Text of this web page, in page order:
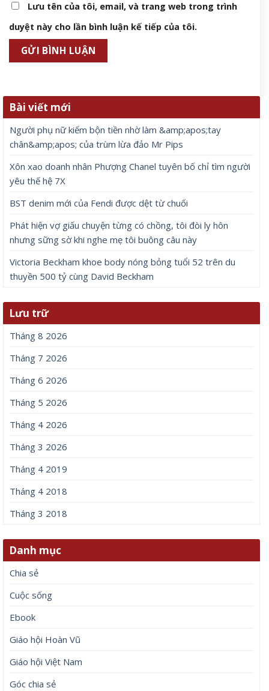
Lưu tên của tôi, email, và trang web trong trình
duyệt này cho lần bình luận kế tiếp của tôi.
Bài viết mới
Người phụ nữ kiếm bộn tiền nhờ làm &amp;apos;tay
chân&amp;apos; của trùm lừa đảo Mr Pips
Xôn xao doanh nhân Phượng Chanel tuyên bố chỉ tìm người
yêu thế hệ 7X
BST denim mới của Fendi được dệt từ chuối
Phát hiện vợ giấu chuyện từng có chồng, tôi đòi ly hôn
nhưng sững sờ khi nghe mẹ tôi buông câu này
Victoria Beckham khoe body nóng bỏng tuổi 52 trên du
thuyền 500 tỷ cùng David Beckham
Lưu trữ
Tháng 8 2026
Tháng 7 2026
Tháng 6 2026
Tháng 5 2026
Tháng 4 2026
Tháng 3 2026
Tháng 4 2019
Tháng 4 2018
Tháng 3 2018
Danh mục
Chia sẻ
Cuộc sống
Ebook
Giáo hội Hoàn Vũ
Giáo hội Việt Nam
Góc chia sẻ